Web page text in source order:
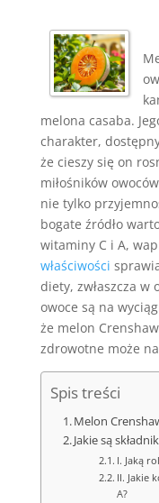
melona casaba.
charakter,
że cieszy się on
miłośników
nie tylko
bogate źródło
witaminy C i A,
właściwości
diety, zwłaszcza w
owoce są na
że melon
zdrowotne może
Spis treści
Melon
Jakie są
I. Jaką
II. Jakie
A?